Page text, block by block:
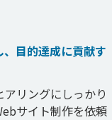
目的達成に貢献す
リングにしっかり
サイト制作を依頼